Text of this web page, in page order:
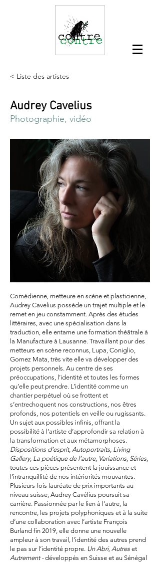
< Liste des artistes
Audrey Cavelius
Photographie, vidéo
Comédienne, metteure en scène et plasticienne,
Audrey Cavelius possède un trajet multiple et le
remet en jeu constamment. Après des études
littéraires, avec une spécialisation dans la
traduction, elle entame une formation théâtrale à
la Manufacture à Lausanne. Travaillant pour des
metteurs en scène reconnus, Lupa, Coniglio,
Gomez Mata, très vite elle va développer des
projets personnels. Au centre de ses
préoccupations, l’identité et toutes les formes
qu’elle peut prendre. L’identité comme un
chantier perpétuel où se frottent et
s’entrechoquent nos constructions, nos êtres
profonds, nos potentiels en veille ou rugissants.
Un sujet aux possibles infinis, offrant la
possibilité à l’artiste d’approfondir sa relation à
la transformation et aux métamorphoses.
Dispositions d’esprit, Autoportraits, Living
Gallery, La poétique de l’autre, Variations, Séries,
toutes ces pièces présentent la jouissance et
l’intranquillité de nos intériorités mouvantes.
Plusieurs fois lauréate de prix importants au
niveau suisse, Audrey Cavélius poursuit sa
carrière. Passionnée par le lien à l’autre, la
rencontre, les projets polyphoniques et à la suite
d’une collaboration avec l’artiste François
Burland fin 2019, elle donne une nouvelle
ampleur à son travail, l’identité des autres prend
le pas sur l’identité propre. Un Abri, Autres et
Autrement -développés en Suisse et au Sénégal